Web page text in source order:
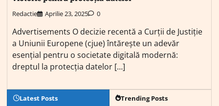
Redactie Aprilie 23, 2025 0
Advertisements O decizie recentă a Curții de Justiție
a Uniunii Europene (cjue) întărește un adevăr
esențial pentru o societate digitală modernă:
dreptul la protecția datelor […]
Latest Posts Trending Posts